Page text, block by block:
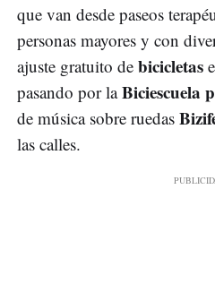
que van desde paseos
personas mayores y con
ajuste gratuito de bicicletas
pasando por laBiciescuela
de música sobre ruedas
las calles.